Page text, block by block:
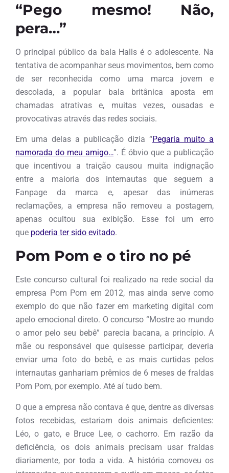
“Pego mesmo! Não,
pera…”
O principal público da bala Halls é o adolescente. Na
tentativa de acompanhar seus movimentos, bem como
de ser reconhecida como uma marca jovem e
descolada, a popular bala britânica aposta em
chamadas atrativas e, muitas vezes, ousadas e
provocativas através das redes sociais.
Em uma delas a publicação dizia “Pegaria muito a
namorada do meu amigo…”. É óbvio que a publicação
que incentivou a traição causou muita indignação
entre a maioria dos internautas que seguem a
Fanpage da marca e, apesar das inúmeras
reclamações, a empresa não removeu a postagem,
apenas ocultou sua exibição. Esse foi um erro
que poderia ter sido evitado.
Pom Pom e o tiro no pé
Este concurso cultural foi realizado na rede social da
empresa Pom Pom em 2012, mas ainda serve como
exemplo do que não fazer em marketing digital com
apelo emocional direto. O concurso “Mostre ao mundo
o amor pelo seu bebê” parecia bacana, a princípio. A
mãe ou responsável que quisesse participar, deveria
enviar uma foto do bebê, e as mais curtidas pelos
internautas ganhariam prêmios de 6 meses de fraldas
Pom Pom, por exemplo. Até aí tudo bem.
O que a empresa não contava é que, dentre as diversas
fotos recebidas, estariam dois animais deficientes:
Léo, o gato, e Bruce Lee, o cachorro. Em razão da
deficiência, os dois animais precisam usar fraldas
diariamente, por toda a vida. A história comoveu os